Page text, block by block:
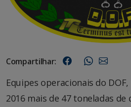
Compartilhar:
Equipes operacionais do
2016 mais de 47 toneladas